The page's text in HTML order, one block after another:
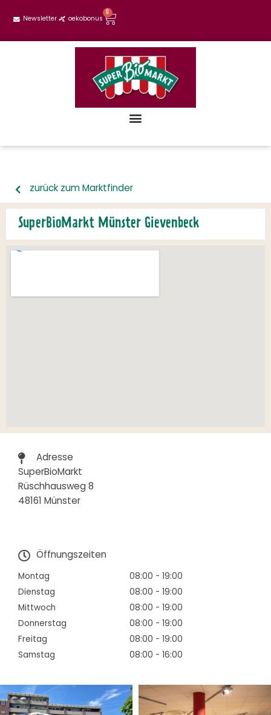
Newsletter oekobonus
0
zurück zum Marktfinder
SuperBioMarkt Münster Gievenbeck
Adresse
SuperBioMarkt
Rüschhausweg 8
48161 Münster
Öffnungszeiten
Montag
08:00 - 19:00
Dienstag
08:00 - 19:00
Mittwoch
08:00 - 19:00
Donnerstag
08:00 - 19:00
Freitag
08:00 - 19:00
Samstag
08:00 - 16:00